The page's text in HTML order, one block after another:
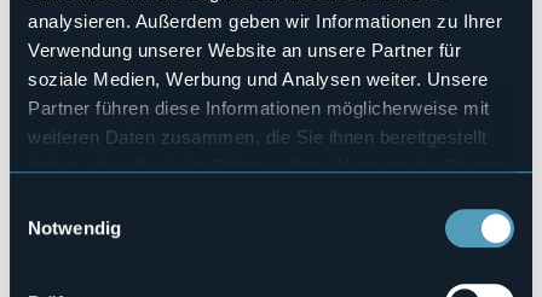
analysieren. Außerdem geben wir Informationen zu Ihrer
Verwendung unserer Website an unsere Partner für
soziale Medien, Werbung und Analysen weiter. Unsere
Partner führen diese Informationen möglicherweise mit
weiteren Daten zusammen, die Sie ihnen bereitgestellt
Notwendig
Anzahl der Zimmer
3
Anzahl der Betten
6
E-mail